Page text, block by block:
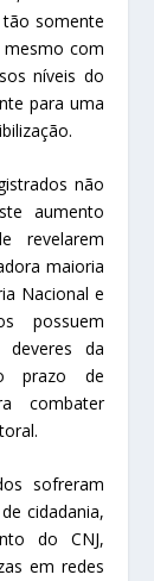
tão somente
mesmo com
níveis do
para uma
não
aumento
revelarem
maioria
Nacional e
possuem
deveres da
prazo de
combater
sofreram
cidadania,
do CNJ,
em redes